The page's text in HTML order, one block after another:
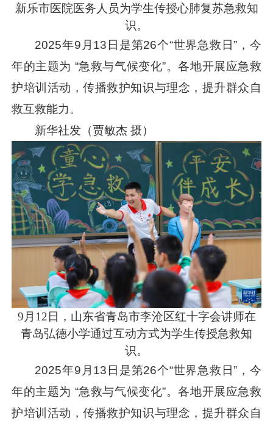
新乐市医院医务人员为学生传授心肺复苏急救知
识。
2025年9月13日是第26个“世界急救日”，今
年的主题为 “急救与气候变化”。各地开展应急救
护培训活动，传播救护知识与理念，提升群众自
救互救能力。
新华社发（贾敏杰 摄）
9月12日，山东省青岛市李沧区红十字会讲师在
青岛弘德小学通过互动方式为学生传授急救知
识。
2025年9月13日是第26个“世界急救日”，今
年的主题为 “急救与气候变化”。各地开展应急救
护培训活动，传播救护知识与理念，提升群众自